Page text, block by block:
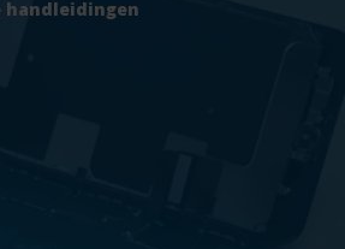
handleidingen